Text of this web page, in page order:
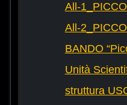
All-
All-
BANDO
Unità
struttura